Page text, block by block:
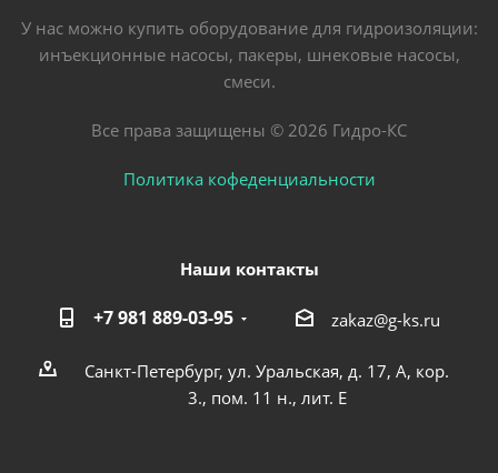
У нас можно купить оборудование для гидроизоляции:
инъекционные насосы, пакеры, шнековые насосы,
смеси.
Все права защищены © 2026 Гидро-КС
Политика кофеденциальности
Наши контакты
+7 981 889-03-95 zakaz@g-ks.ru
Санкт-Петербург, ул. Уральская, д. 17, А, кор.
3., пом. 11 н., лит. Е